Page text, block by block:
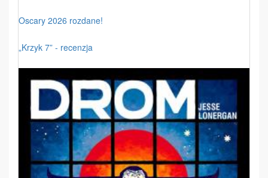
Oscary 2026 rozdane!
„Krzyk 7” - recenzja